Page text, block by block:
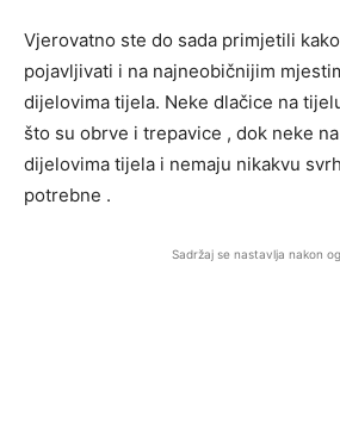
Vjerovatno ste do sada primjetili
pojavljivati i na najneobičnijim
dijelovima tijela. Neke dlačice na
što su obrve i trepavice , dok neke
dijelovima tijela i nemaju nikakvu
potrebne .
Sadržaj se nastavlja nakon